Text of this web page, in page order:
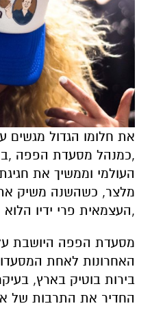
את חלומו הגדול מגשים
,כמנהל מסעדת הפפה
העולמי וממשיך את
מלצר, כשהשנה משיק
,העצמאית פרי ידיו
מסעדת הפפה היושבת
האחרונות לאחת
בירות בוטיק בארץ,
החדיר את התרבות של